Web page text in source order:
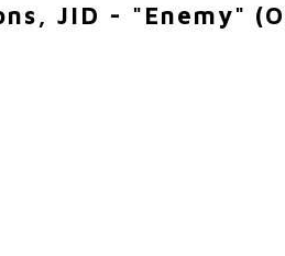
JID - "Enemy"